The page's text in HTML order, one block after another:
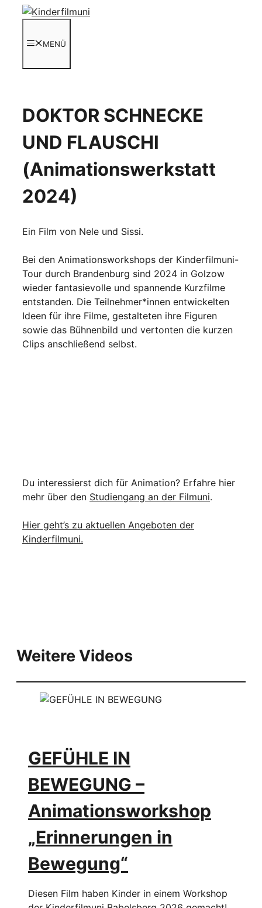
Zum
springenMENÜ
DOKTOR SCHNECKE
UND FLAUSCHI
(Animationswerkstatt
2024)
Ein Film von Nele und Sissi.
Bei den Animationsworkshops der Kinderfilmuni-
Tour durch Brandenburg sind 2024 in Golzow
wieder fantasievolle und spannende Kurzfilme
entstanden. Die Teilnehmer*innen entwickelten
Ideen für ihre Filme, gestalteten ihre Figuren
sowie das Bühnenbild und vertonten die kurzen
Clips anschließend selbst.
Du interessierst dich für Animation? Erfahre hier
mehr über den Studiengang an der Filmuni.
Hier geht’s zu aktuellen Angeboten der
Kinderfilmuni.
Weitere Videos
GEFÜHLE IN
BEWEGUNG –
Animationsworkshop
„Erinnerungen in
Bewegung“
Diesen Film haben Kinder in einem Workshop